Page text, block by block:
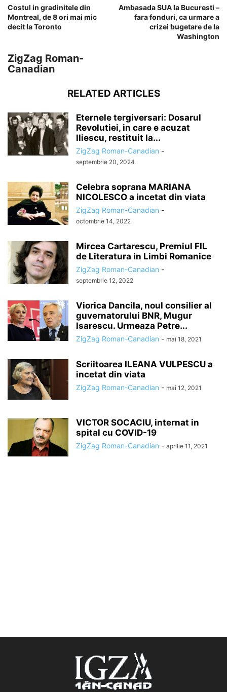
Costul in gradinitele din
Montreal, de 8 ori mai mic
decit la Toronto
Ambasada SUA la Bucuresti –
fara fonduri, ca urmare a
crizei bugetare de la
Washington
ZigZag Roman-
Canadian
RELATED ARTICLES
Eternele tergiversari: Dosarul
Revolutiei, in care e acuzat
Iliescu, restituit la...
ZigZag Roman-Canadian -
septembrie 20, 2024
Celebra soprana MARIANA
NICOLESCO a incetat din viata
ZigZag Roman-Canadian -
octombrie 14, 2022
Mircea Cartarescu, Premiul FIL
de Literatura in Limbi Romanice
ZigZag Roman-Canadian -
septembrie 12, 2022
Viorica Dancila, noul consilier al
guvernatorului BNR, Mugur
Isarescu. Urmeaza Petre...
ZigZag Roman-Canadian - mai 18, 2021
Scriitoarea ILEANA VULPESCU a
incetat din viata
ZigZag Roman-Canadian - mai 12, 2021
VICTOR SOCACIU, internat in
spital cu COVID-19
ZigZag Roman-Canadian - aprilie 11, 2021